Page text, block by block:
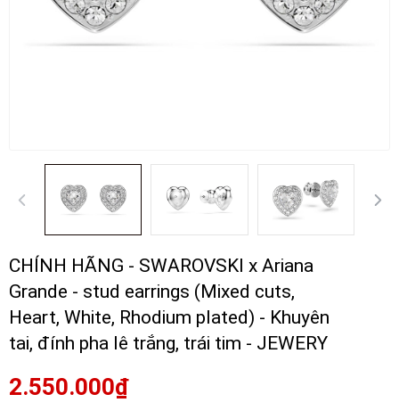
CHÍNH HÃNG - SWAROVSKI x Ariana
Grande - stud earrings (Mixed cuts,
Heart, White, Rhodium plated) - Khuyên
tai, đính pha lê trắng, trái tim - JEWERY
2.550.000₫